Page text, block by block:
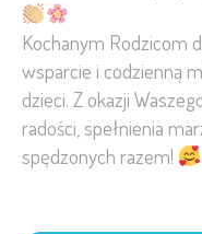
Kochanym Rodzicom
wsparcie i codzienną
dzieci. Z okazji
radości, spełnienia
spędzonych razem!